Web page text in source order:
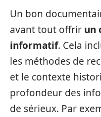
Un bon
avant tout offrir un
informatif. Cela
les méthodes de
et le contexte
profondeur des
de sérieux. Par